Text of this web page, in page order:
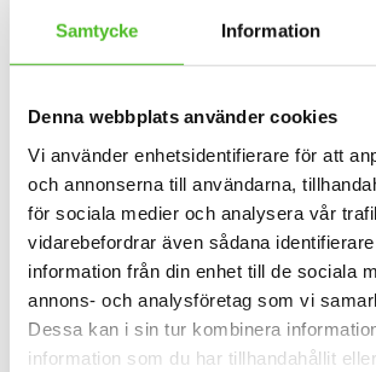
Samtycke Information
Denna webbplats använder cookies
Vi använder enhetsidentifierare för att
och annonserna till användarna,
för sociala medier och analysera vår
vidarebefordrar även sådana
information från din enhet till de sociala
annons- och analysföretag som vi
Dessa kan i sin tur kombinera
information som du har tillhandahållit
Bli den första att lämna ett omdöme.